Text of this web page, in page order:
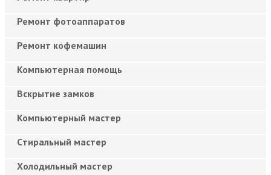
Ремонт фотоаппаратов
Ремонт кофемашин
Компьютерная помощь
Вскрытие замков
Компьютерный мастер
Cтиральный мастер
Холодильный мастер